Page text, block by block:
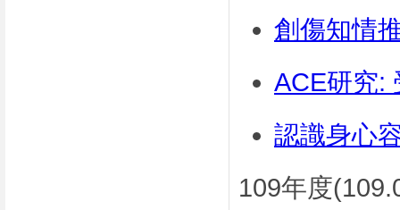
創傷知情
ACE研究:
認識身心
109年度